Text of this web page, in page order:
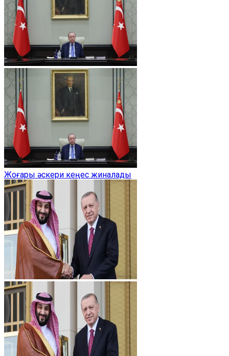
Жоғары әскери кеңес жиналады